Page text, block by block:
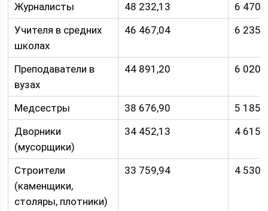
Журналисты
48 232,13
6 470
Учителя в средних
школах
46 467,04 6 235
Преподаватели в
вузах
44 891,20 6 020
Медсестры 38 676,90
5 185
Дворники
(мусорщики)
34 452,13 4 615
Строители
(каменщики,
столяры, плотники)
33 759,94 4 530